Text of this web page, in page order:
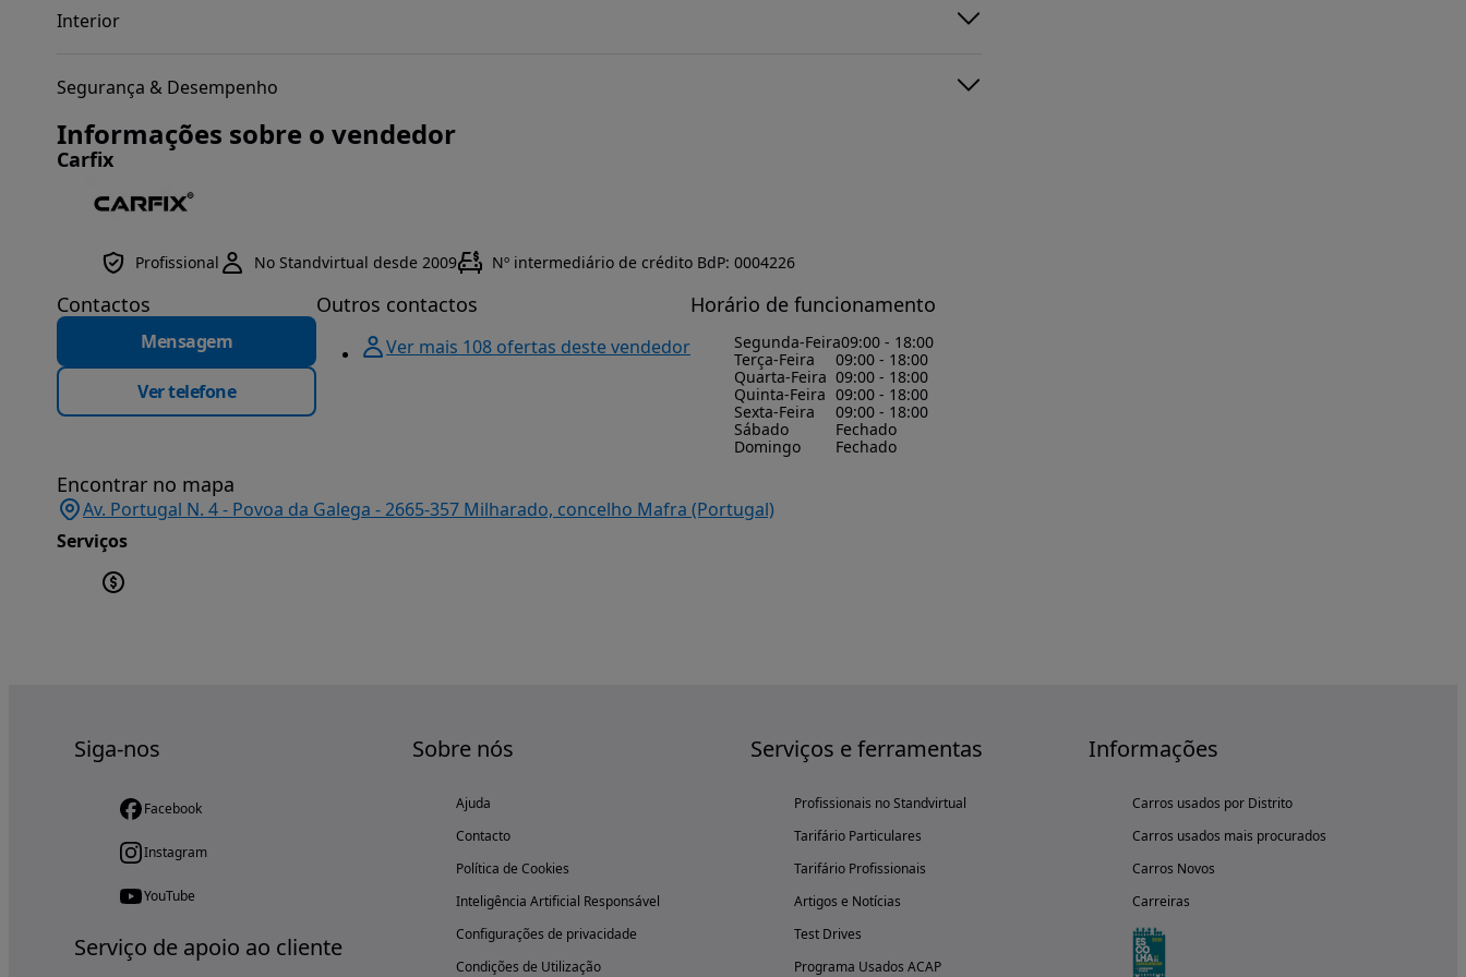
Interior
Segurança & Desempenho
Informações sobre o vendedor
Carfix
Profissional No Standvirtual desde 2009 Nº intermediário de crédito BdP: 0004226
Contactos
Mensagem
Ver telefone
Outros contactos
Ver mais 108 ofertas deste vendedor
Horário de funcionamento
Segunda-Feira09:00 - 18:00
Terça-Feira
09:00 - 18:00
Quarta-Feira 09:00 - 18:00
Quinta-Feira 09:00 - 18:00
Sexta-Feira
09:00 - 18:00
Sábado
Fechado
Domingo
Fechado
Encontrar no mapa
Av. Portugal N. 4 - Povoa da Galega - 2665-357 Milharado, concelho Mafra (Portugal)
Serviços
Siga-nos
Facebook
Instagram
YouTube
Serviço de apoio ao cliente
Sobre nós
Ajuda
Contacto
Política de Cookies
Inteligência Artificial Responsável
Configurações de privacidade
Condições de Utilização
Serviços e ferramentas
Profissionais no Standvirtual
Tarifário Particulares
Tarifário Profissionais
Artigos e Notícias
Test Drives
Programa Usados ACAP
Informações
Carros usados por Distrito
Carros usados mais procurados
Carros Novos
Carreiras